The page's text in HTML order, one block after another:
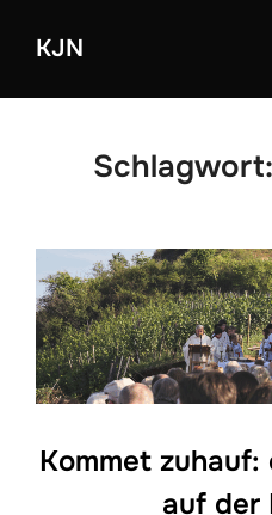
InhaltKJN
Schlagwort:
Kommet
auf der